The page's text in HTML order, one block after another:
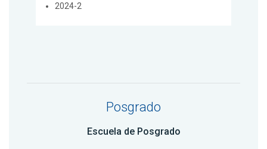
2024-2
Posgrado
Escuela de Posgrado